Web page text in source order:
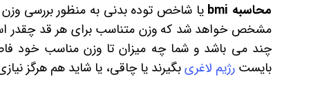
محاسبه bmi
یا شاخص توده بدنی به منظور بررسی
مشخص خواهد شد که وزن متناسب برای هر قد چقدر
چند می باشد و شما چه میزان تا وزن مناسب خود
بایست رژیم لاغریبگیرند یا چاقی، یا شاید هم هرگز